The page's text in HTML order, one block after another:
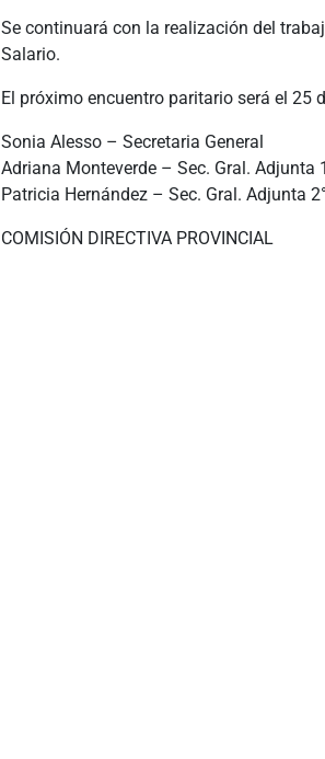
Se continuará con la realización del
Salario.
El próximo encuentro paritario será el 25
Sonia Alesso – Secretaria General
Adriana Monteverde – Sec. Gral. Adjunta
Patricia Hernández – Sec. Gral. Adjunta 2°
COMISIÓN DIRECTIVA PROVINCIAL